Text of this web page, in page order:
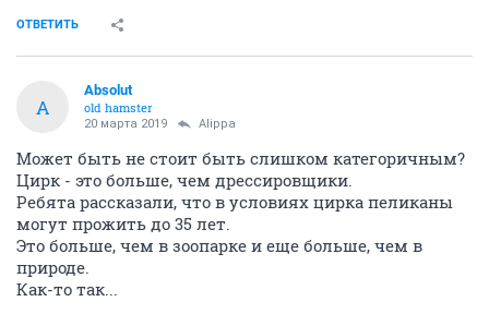
ОТВЕТИТЬ
A
Absolut
old hamster
20 марта 2019 Alippa
Может быть не стоит быть слишком категоричным?
Цирк - это больше, чем дрессировщики.
Ребята рассказали, что в условиях цирка пеликаны
могут прожить до 35 лет.
Это больше, чем в зоопарке и еще больше, чем в
природе.
Как-то так...